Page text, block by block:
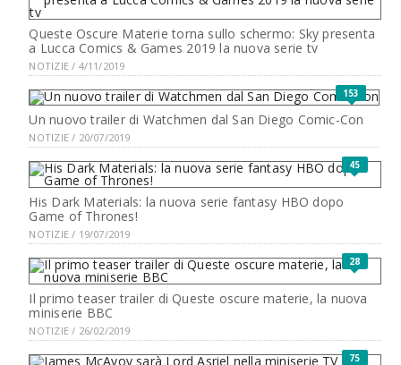
Queste Oscure Materie torna sullo schermo: Sky presenta
a Lucca Comics & Games 2019 la nuova serie tv
NOTIZIE / 4/11/2019
153
Un nuovo trailer di Watchmen dal San Diego Comic-Con
NOTIZIE / 20/07/2019
45
His Dark Materials: la nuova serie fantasy HBO dopo
Game of Thrones!
NOTIZIE / 19/07/2019
28
Il primo teaser trailer di Queste oscure materie, la nuova
miniserie BBC
NOTIZIE / 26/02/2019
75